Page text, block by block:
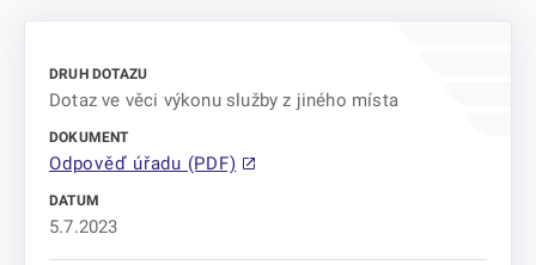
Dotaz ve věci výkonu služby z jiného místa
Odpověď úřadu (PDF)
5.7.2023